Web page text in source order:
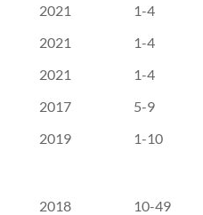
2021 1-4
2021 1-4
2021 1-4
2017 5-9
2019 1-10
2018 10-49